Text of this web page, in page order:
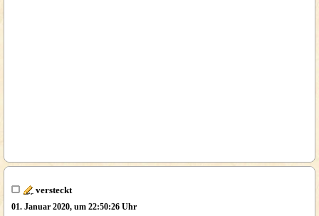
versteckt
01. Januar 2020, um 22:50:26 Uhr